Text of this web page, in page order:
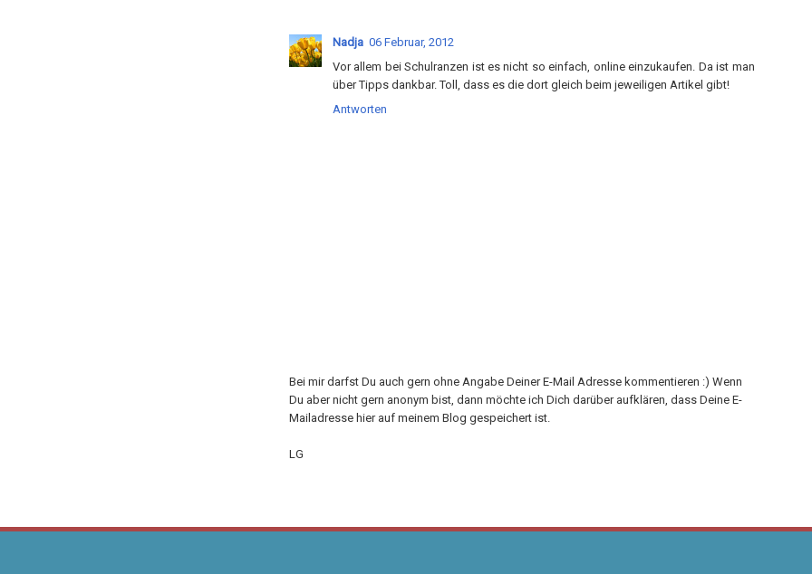
Nadja 06 Februar, 2012
Vor allem bei Schulranzen ist es nicht so einfach, online einzukaufen. Da ist man
über Tipps dankbar. Toll, dass es die dort gleich beim jeweiligen Artikel gibt!
Antworten
Bei mir darfst Du auch gern ohne Angabe Deiner E-Mail Adresse kommentieren :) Wenn
Du aber nicht gern anonym bist, dann möchte ich Dich darüber aufklären, dass Deine E-
Mailadresse hier auf meinem Blog gespeichert ist.
LG